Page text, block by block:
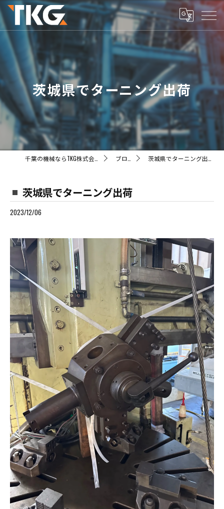
茨城県でターニング出荷
ブログ 茨城県でターニング出荷
茨城県でターニング出荷
2023/12/06